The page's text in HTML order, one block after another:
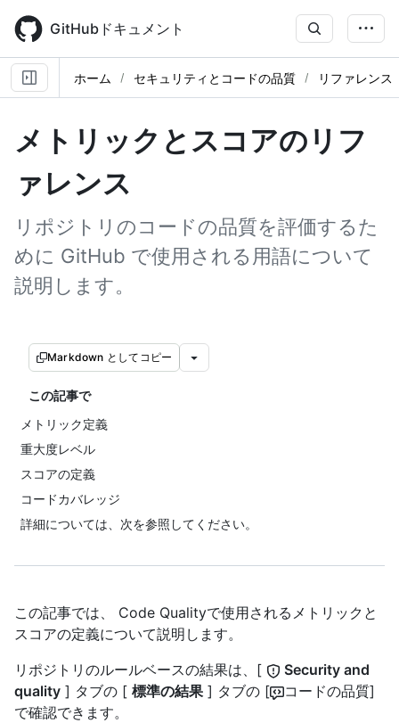
main
content
GitHubドキュメント
ホーム セキュリティとコードの品質 リファレンス
メトリックとスコアのリフ
ァレンス
リポジトリのコードの品質を評価するた
めに GitHub で使用される用語について
説明します。
Markdown としてコピー
この記事で
メトリック定義
重大度レベル
スコアの定義
コードカバレッジ
詳細については、次を参照してください。
この記事では、 Code Qualityで使用されるメトリックと
スコアの定義について説明します。
リポジトリのルールベースの結果は、[
Security and
quality ] タブの [ 標準の結果 ] タブの [
コードの品質]
で確認できます。